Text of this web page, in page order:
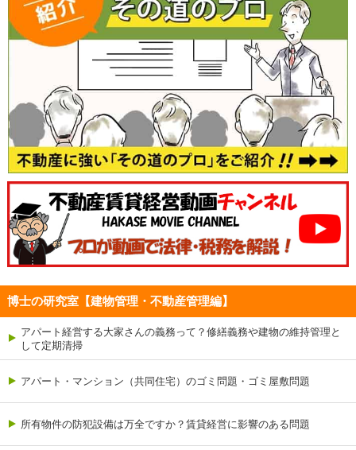
博士の研究室【建物管理・不動産管理編】
アパート経営する大家さんの義務って？修繕義務や建物の維持管理と
して定期清掃
アパート・マンション（共同住宅）のゴミ問題・ゴミ屋敷問題
所有物件の防犯設備は万全ですか？賃貸経営に影響のある問題